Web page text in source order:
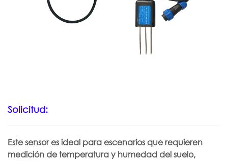
Solicitud:
Este sensor es ideal para escenarios que requieren
medición de temperatura y humedad del suelo,